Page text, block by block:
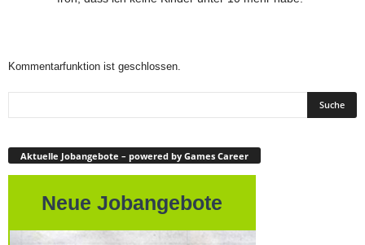
Kommentarfunktion ist geschlossen.
Aktuelle Jobangebote – powered by Games Career